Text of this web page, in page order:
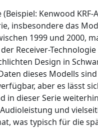
(Beispiel: Kenwood KRF-
insbesondere das
1999 und 2000,
Receiver-
Design in
dieses Modells
aber es lässt
in dieser Serie
und
was typisch für die